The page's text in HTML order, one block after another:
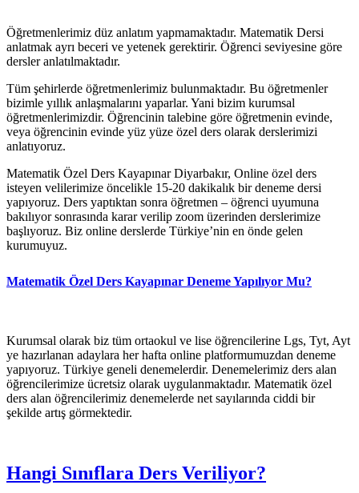
Öğretmenlerimiz düz anlatım yapmamaktadır. Matematik Dersi
anlatmak ayrı beceri ve yetenek gerektirir. Öğrenci seviyesine göre
dersler anlatılmaktadır.
Tüm şehirlerde öğretmenlerimiz bulunmaktadır. Bu öğretmenler
bizimle yıllık anlaşmalarını yaparlar. Yani bizim kurumsal
öğretmenlerimizdir. Öğrencinin talebine göre öğretmenin evinde,
veya öğrencinin evinde yüz yüze özel ders olarak derslerimizi
anlatıyoruz.
Matematik Özel Ders Kayapınar Diyarbakır, Online özel ders
isteyen velilerimize öncelikle 15-20 dakikalık bir deneme dersi
yapıyoruz. Ders yaptıktan sonra öğretmen – öğrenci uyumuna
bakılıyor sonrasında karar verilip zoom üzerinden derslerimize
başlıyoruz. Biz online derslerde Türkiye’nin en önde gelen
kurumuyuz.
Matematik Özel Ders Kayapınar Deneme Yapılıyor Mu?
Kurumsal olarak biz tüm ortaokul ve lise öğrencilerine Lgs, Tyt, Ayt
ye hazırlanan adaylara her hafta online platformumuzdan deneme
yapıyoruz. Türkiye geneli denemelerdir. Denemelerimiz ders alan
öğrencilerimize ücretsiz olarak uygulanmaktadır. Matematik özel
ders alan öğrencilerimiz denemelerde net sayılarında ciddi bir
şekilde artış görmektedir.
Hangi Sınıflara Ders Veriliyor?